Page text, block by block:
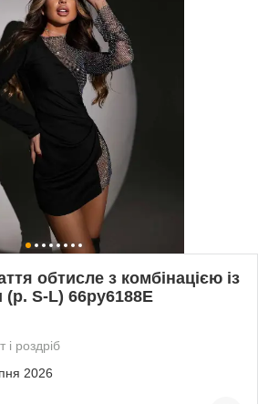
обтисле з комбінацією із
(р. S-L) 66py6188Е
і роздріб
2026